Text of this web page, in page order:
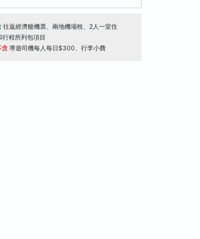
往返經濟艙機票、兩地機場稅、2人一室住
行程所列包項目
含 導遊司機每人每日$300、行李小費